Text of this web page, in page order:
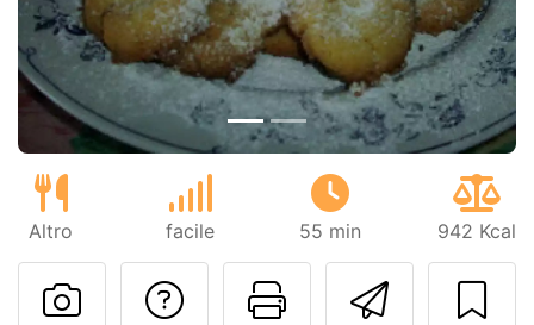
Altro facile 55 min 942 Kcal
Invia
Stampa la
Contatta l'autore